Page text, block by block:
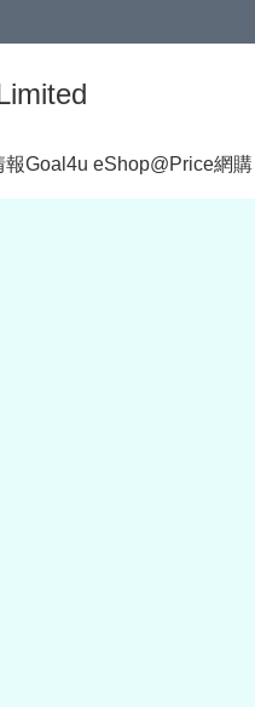
報Goal4u eShop@Price網購